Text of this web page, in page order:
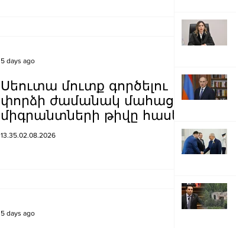
Սեուտա մուտք գործելու
փորձի ժամանակ մահացած
միգրանտների թիվը հասել է
90-ի
13.35.02.08.2026
5 days ago
5 days ago